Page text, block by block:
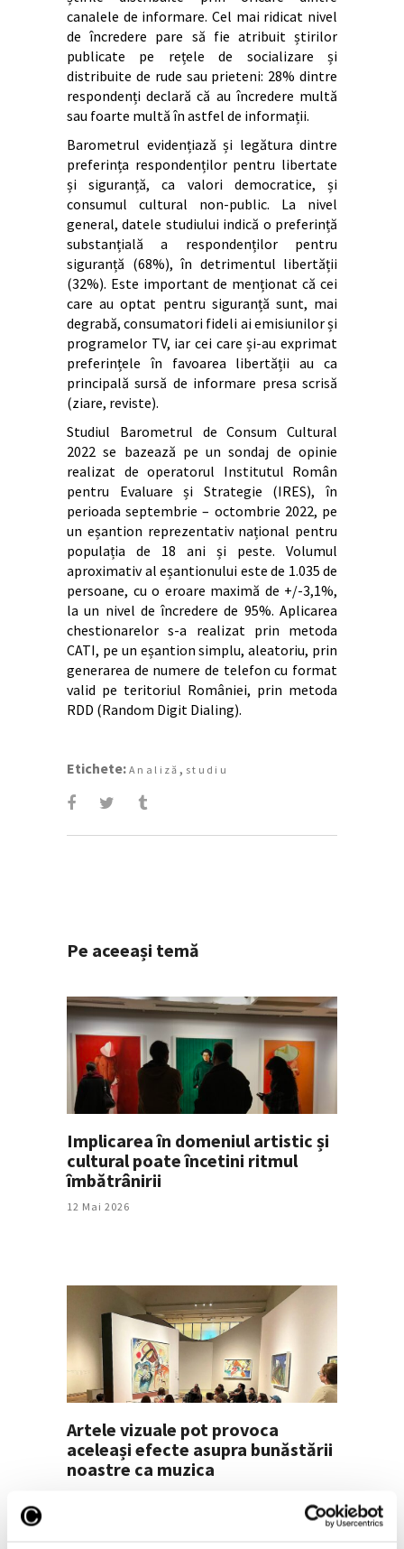
canalele de informare. Cel mai ridicat nivel
de încredere pare să fie atribuit știrilor
publicate pe rețele de socializare și
distribuite de rude sau prieteni: 28% dintre
respondenți declară că au încredere multă
sau foarte multă în astfel de informații.
Barometrul evidențiază și legătura dintre
preferința respondenților pentru libertate
și siguranță, ca valori democratice, și
consumul cultural non-public. La nivel
general, datele studiului indică o preferință
substanțială a respondenților pentru
siguranță (68%), în detrimentul libertății
(32%). Este important de menționat că cei
care au optat pentru siguranță sunt, mai
degrabă, consumatori fideli ai emisiunilor și
programelor TV, iar cei care și-au exprimat
preferințele în favoarea libertății au ca
principală sursă de informare presa scrisă
(ziare, reviste).
Studiul Barometrul de Consum Cultural
2022 se bazează pe un sondaj de opinie
realizat de operatorul Institutul Român
pentru Evaluare și Strategie (IRES), în
perioada septembrie – octombrie 2022, pe
un eșantion reprezentativ național pentru
populația de 18 ani și peste. Volumul
aproximativ al eșantionului este de 1.035 de
persoane, cu o eroare maximă de +/-3,1%,
la un nivel de încredere de 95%. Aplicarea
chestionarelor s-a realizat prin metoda
CATI, pe un eșantion simplu, aleatoriu, prin
generarea de numere de telefon cu format
valid pe teritoriul României, prin metoda
RDD (Random Digit Dialing).
Etichete: Analiză , studiu
Pe aceeași temă
Implicarea în domeniul artistic și
cultural poate încetini ritmul
îmbătrânirii
12 Mai 2026
Artele vizuale pot provoca
aceleași efecte asupra bunăstării
noastre ca muzica